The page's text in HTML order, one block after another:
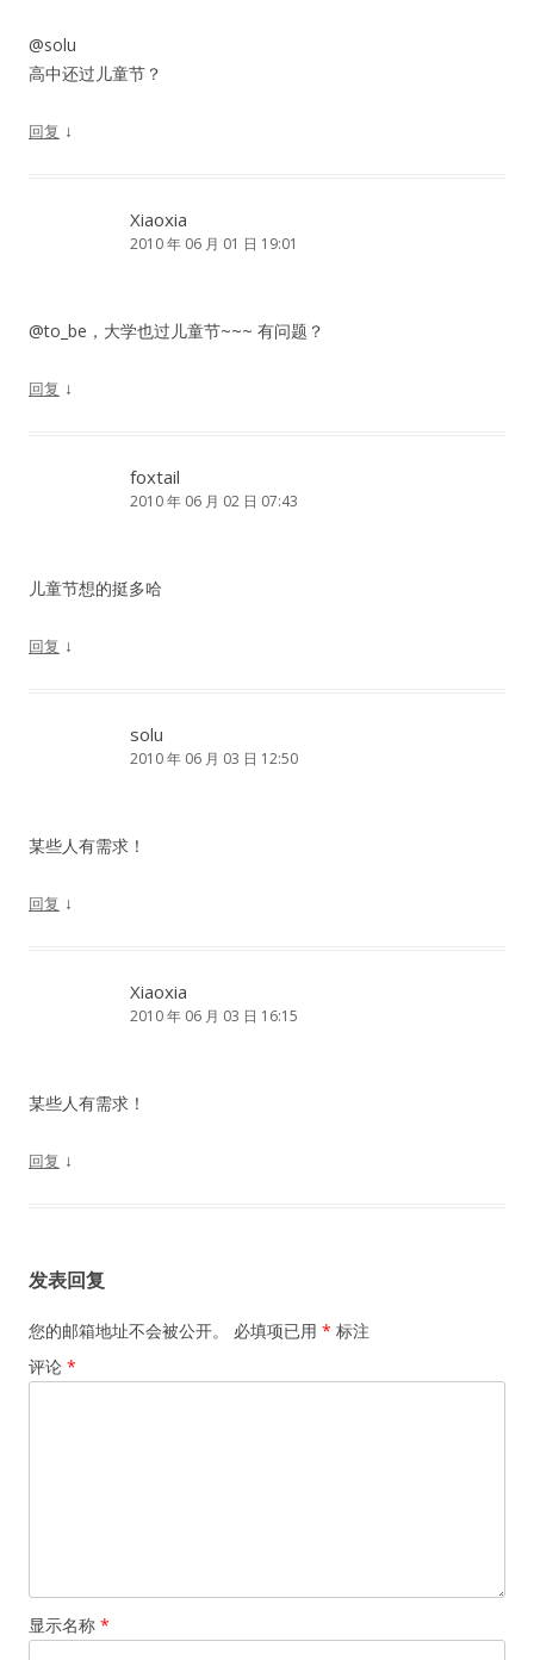
@solu
高中还过儿童节？
回复 ↓
Xiaoxia
2010 年 06 月 01 日 19:01
@to_be，大学也过儿童节~~~ 有问题？
回复 ↓
foxtail
2010 年 06 月 02 日 07:43
儿童节想的挺多哈
回复 ↓
solu
2010 年 06 月 03 日 12:50
某些人有需求！
回复 ↓
Xiaoxia
2010 年 06 月 03 日 16:15
某些人有需求！
回复 ↓
发表回复
您的邮箱地址不会被公开。 必填项已用 * 标注
评论 *
显示名称 *